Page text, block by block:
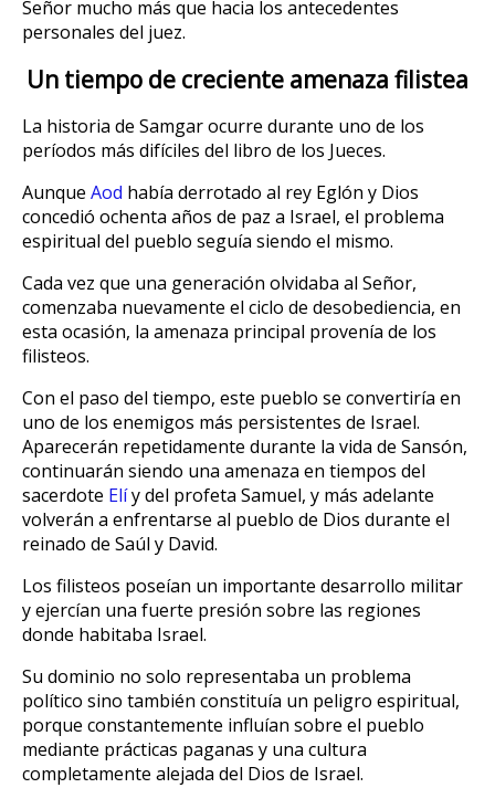
Señor mucho más que hacia los antecedentes
personales del juez.
Un tiempo de creciente amenaza filistea
La historia de Samgar ocurre durante uno de los
períodos más difíciles del libro de los Jueces.
Aunque Aod había derrotado al rey Eglón y Dios
concedió ochenta años de paz a Israel, el problema
espiritual del pueblo seguía siendo el mismo.
Cada vez que una generación olvidaba al Señor,
comenzaba nuevamente el ciclo de desobediencia, en
esta ocasión, la amenaza principal provenía de los
filisteos.
Con el paso del tiempo, este pueblo se convertiría en
uno de los enemigos más persistentes de Israel.
Aparecerán repetidamente durante la vida de Sansón,
continuarán siendo una amenaza en tiempos del
sacerdote Elíy del profeta Samuel, y más adelante
volverán a enfrentarse al pueblo de Dios durante el
reinado de Saúl y David.
Los filisteos poseían un importante desarrollo militar
y ejercían una fuerte presión sobre las regiones
donde habitaba Israel.
Su dominio no solo representaba un problema
político sino también constituía un peligro espiritual,
porque constantemente influían sobre el pueblo
mediante prácticas paganas y una cultura
completamente alejada del Dios de Israel.